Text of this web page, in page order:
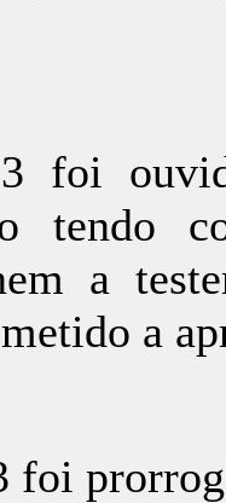
foi
tendo
a
a
foi